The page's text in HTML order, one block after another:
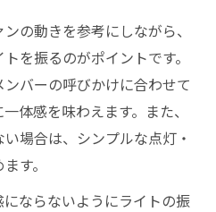
の動きを参考にしながら、
を振るのがポイントです。
バーの呼びかけに合わせて
体感を味わえます。また、
場合は、シンプルな点灯・
す。
ならないようにライトの振